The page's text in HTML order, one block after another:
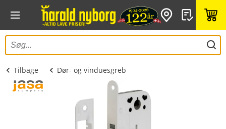
Tilbage Dør- og vinduesgreb